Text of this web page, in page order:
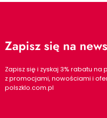
Zapisz się na
Zapisz się i zyskaj 3% rabatu
z promocjami, nowościami i
polszklo.com.pl